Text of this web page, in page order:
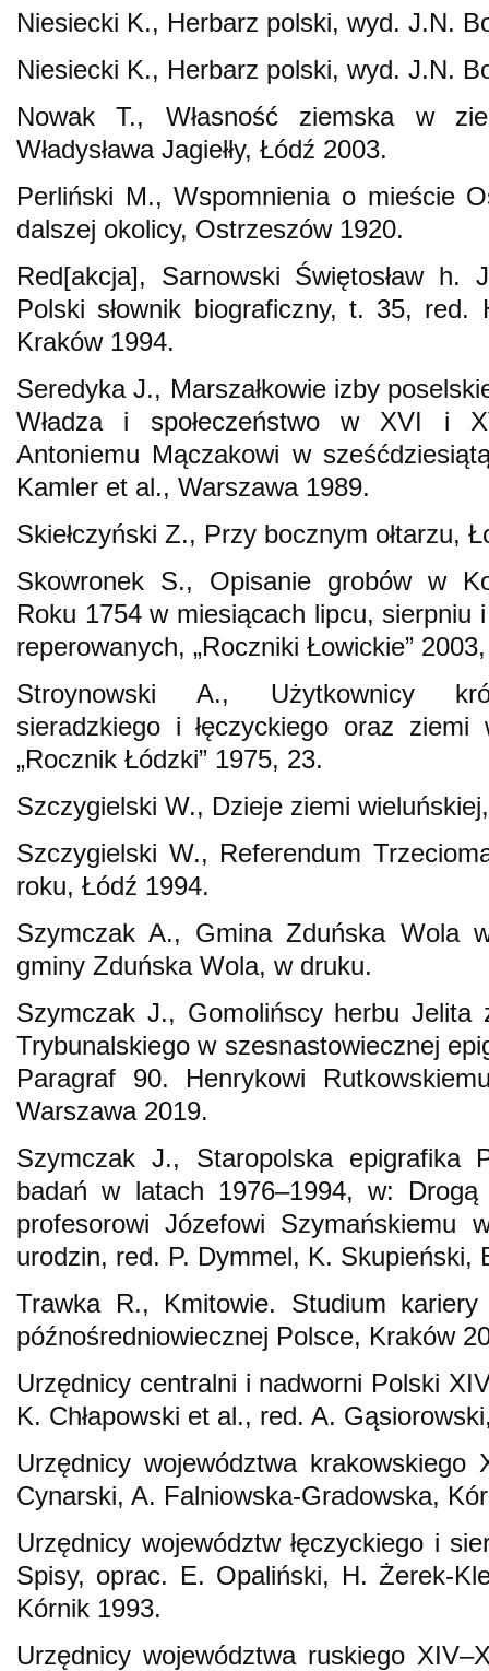
Niesiecki K., Herbarz polski, wyd. J.N.
Niesiecki K., Herbarz polski, wyd. J.N.
Nowak T., Własność ziemska w
Władysława Jagiełły, Łódź 2003.
Perliński M., Wspomnienia o mieście
dalszej okolicy, Ostrzeszów 1920.
Red[akcja], Sarnowski Świętosław h.
Polski słownik biograficzny, t. 35, red.
Kraków 1994.
Seredyka J., Marszałkowie izby
Władza i społeczeństwo w XVI i
Antoniemu Mączakowi w
Kamler et al., Warszawa 1989.
Skiełczyński Z., Przy bocznym ołtarzu,
Skowronek S., Opisanie grobów w
Roku 1754 w miesiącach lipcu, sierpniu
reperowanych, „Roczniki Łowickie”
Stroynowski A., Użytkownicy
sieradzkiego i łęczyckiego oraz ziemi
„Rocznik Łódzki” 1975, 23.
Szczygielski W., Dzieje ziemi
Szczygielski W., Referendum
roku, Łódź 1994.
Szymczak A., Gmina Zduńska Wola
gminy Zduńska Wola, w druku.
Szymczak J., Gomolińscy herbu Jelita
Trybunalskiego w szesnastowiecznej
Paragraf 90. Henrykowi
Warszawa 2019.
Szymczak J., Staropolska epigrafika
badań w latach 1976–1994, w:
profesorowi Józefowi Szymańskiemu
urodzin, red. P. Dymmel, K. Skupieński,
Trawka R., Kmitowie. Studium
późnośredniowiecznej Polsce, Kraków
Urzędnicy centralni i nadworni Polski
K. Chłapowski et al., red. A.
Urzędnicy województwa
Cynarski, A. Falniowska-Gradowska,
Urzędnicy województw łęczyckiego i
Spisy, oprac. E. Opaliński, H. Żerek-
Kórnik 1993.
Urzędnicy województwa ruskiego